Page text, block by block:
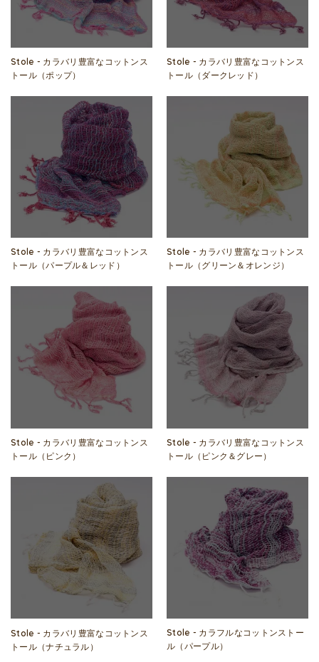
Stole - カラバリ豊富なコットンス
トール（ポップ）
Stole - カラバリ豊富なコットンス
トール（ダークレッド）
Stole - カラバリ豊富なコットンス
トール（パープル＆レッド）
Stole - カラバリ豊富なコットンス
トール（グリーン＆オレンジ）
Stole - カラバリ豊富なコットンス
トール（ピンク）
Stole - カラバリ豊富なコットンス
トール（ピンク＆グレー）
Stole - カラバリ豊富なコットンス
トール（ナチュラル）
Stole - カラフルなコットンストー
ル（パープル）